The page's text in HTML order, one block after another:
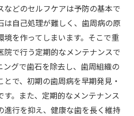
などのセルフケアは予防の基本で
は自己処理が難しく、歯周病の原
境を作ってしまいます。そこで重
院で行う定期的なメンテナンスで
ングで歯石を除去し、歯周組織の
で、初期の歯周病を早期発見・
す。また、定期的なメンテナンス
進行を抑え、健康な歯を長く維持